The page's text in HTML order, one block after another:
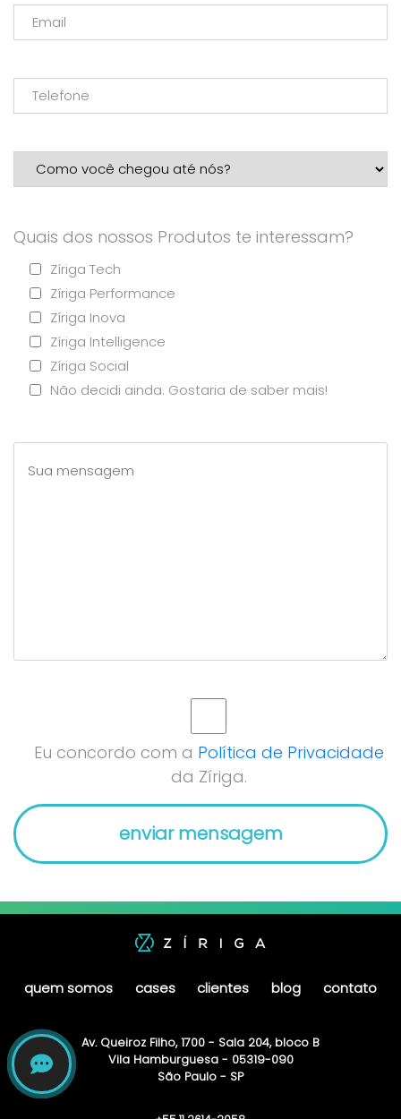
Quais dos nossos Produtos te interessam?
Zíriga Tech
Zíriga Performance
Zíriga Inova
Zíriga Intelligence
Zíriga Social
Não decidi ainda. Gostaria de saber mais!
Eu concordo com a Política de Privacidade
da Zíriga.
quem somos cases clientes blog contato
Av. Queiroz Filho, 1700 - Sala 204, bloco B
Vila Hamburguesa - 05319-090
São Paulo - SP